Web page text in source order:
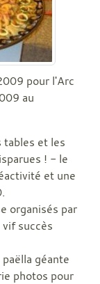
pour l'Arc
au
et les
! - le
et une
organisés par
succès
géante
photos pour